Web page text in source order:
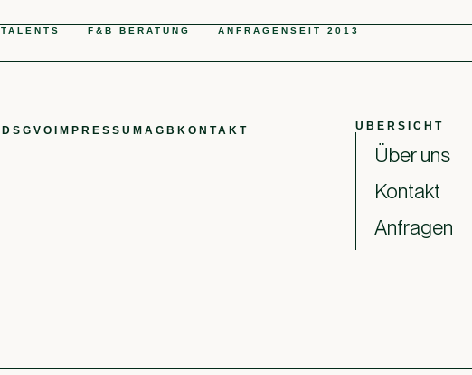
TALENTS F&B BERATUNG ANFRAGEN SEIT 2013
DSGVO IMPRESSUM AGB KONTAKT ÜBERSICHT
Über uns
Kontakt
Anfragen